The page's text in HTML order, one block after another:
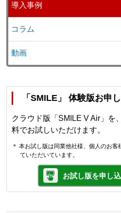
導入事例
コラム
動画
「SMILE」 体験版お申
クラウド版「SMILE V Air」を
料でお試しいただけます。
＊ 本お試し版は同業他社様、個人のお
ていただいています。
お試し版を申し